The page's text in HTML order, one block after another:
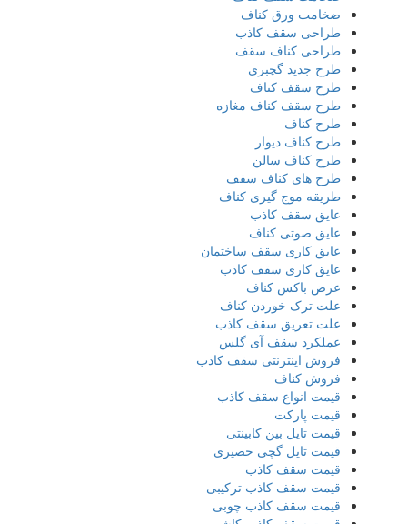
ضخامت ورق کناف
طراحی سقف کاذب
طراحی کناف سقف
طرح جدید گچبری
طرح سقف کناف
طرح سقف کناف مغازه
طرح کناف
طرح کناف دیوار
طرح کناف سالن
طرح های کناف سقف
طریقه موج گیری کناف
عایق سقف کاذب
عایق صوتی کناف
عایق کاری سقف ساختمان
عایق کاری سقف کاذب
عرض باکس کناف
علت ترک خوردن کناف
علت تعریق سقف کاذب
عملکرد سقف آی گلس
فروش اینترنتی سقف کاذب
فروش کناف
قیمت انواع سقف کاذب
قیمت پارکت
قیمت تایل بین کابینتی
قیمت تایل گچی حصیری
قیمت سقف کاذب
قیمت سقف کاذب ترکیبی
قیمت سقف کاذب چوبی